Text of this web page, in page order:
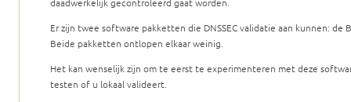
Er zijn twee software pakketten die DNSSEC validatie aan kunnen: de
Beide pakketten ontlopen elkaar weinig.
Het kan wenselijk zijn om te eerst te experimenteren met deze
testen of u lokaal valideert.